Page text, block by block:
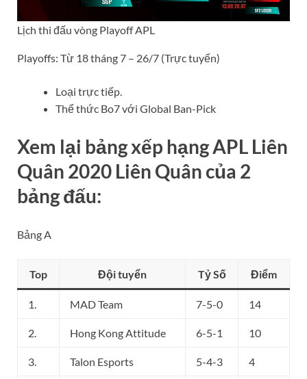
Lịch thi đấu vòng Playoff APL
Playoffs: Từ 18 tháng 7 – 26/7 (Trực tuyến)
Loại trực tiếp.
Thể thức Bo7 với Global Ban-Pick
Xem lại bảng xếp hạng APL Liên
Quân 2020 Liên Quân của 2
bảng đấu:
Bảng A
Top Đội tuyển Tỷ Số Điểm
1. MAD Team 7-5-0 14
2. Hong Kong Attitude 6-5-1 10
3. Talon Esports 5-4-3 4